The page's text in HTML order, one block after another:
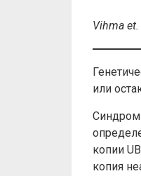
Vihma
или
Синдром
копии
копия